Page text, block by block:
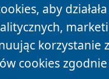
aby
korzystanie
cookies zgodnie
News Autorzy